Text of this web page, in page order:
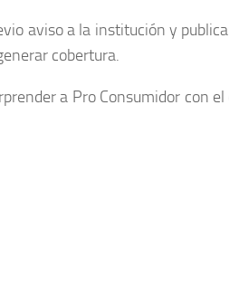
aviso a la institución y
cobertura.
a Pro Consumidor con